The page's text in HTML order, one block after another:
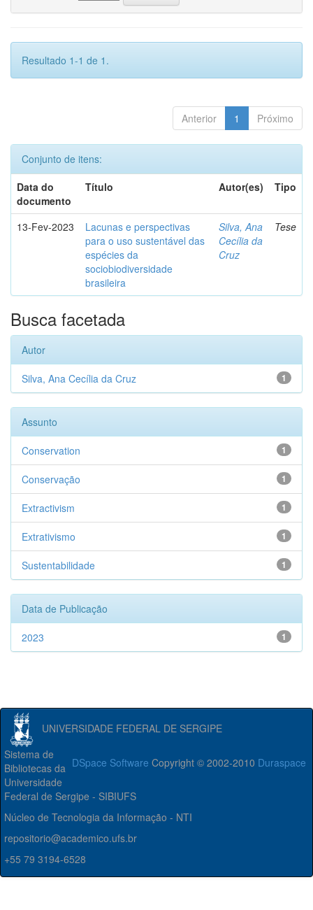
Resultado 1-1 de 1.
Anterior 1 Próximo
Conjunto de itens:
Data do
documento
Título Autor(es) Tipo
13-Fev-2023
Lacunas e perspectivas
para o uso sustentável das
espécies da
sociobiodiversidade
brasileira
Silva, Ana
Cecília da
Cruz
Tese
Busca facetada
Autor
1
Silva, Ana Cecília da Cruz
Assunto
1
Conservation
1
Conservação
1
Extractivism
1
Extrativismo
1
Sustentabilidade
Data de Publicação
1
2023
UNIVERSIDADE FEDERAL DE SERGIPE
DSpace Software Copyright © 2002-2010 Duraspace
Sistema de
Bibliotecas da
Universidade
Federal de Sergipe - SIBIUFS
Núcleo de Tecnologia da Informação - NTI
repositorio@academico.ufs.br
+55 79 3194-6528